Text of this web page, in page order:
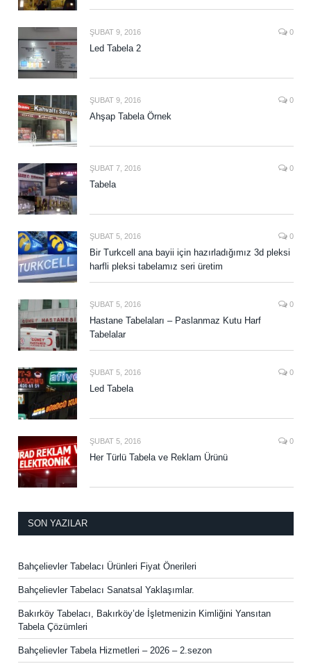
ŞUBAT 9, 2016 0
Led Tabela 2
ŞUBAT 9, 2016 0
Ahşap Tabela Örnek
ŞUBAT 7, 2016 0
Tabela
ŞUBAT 5, 2016 0
Bir Turkcell ana bayii için hazırladığımız 3d pleksi
harfli pleksi tabelamız seri üretim
ŞUBAT 5, 2016 0
Hastane Tabelaları – Paslanmaz Kutu Harf
Tabelalar
ŞUBAT 5, 2016 0
Led Tabela
ŞUBAT 5, 2016 0
Her Türlü Tabela ve Reklam Ürünü
SON YAZILAR
Bahçelievler Tabelacı Ürünleri Fiyat Önerileri
Bahçelievler Tabelacı Sanatsal Yaklaşımlar.
Bakırköy Tabelacı, Bakırköy’de İşletmenizin Kimliğini Yansıtan
Tabela Çözümleri
Bahçelievler Tabela Hizmetleri – 2026 – 2.sezon